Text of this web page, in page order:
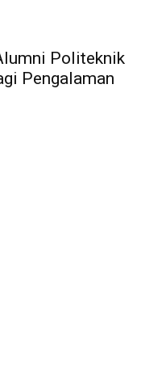
Politeknik
Pengalaman